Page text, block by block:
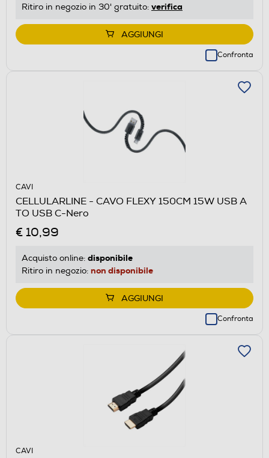
Ritiro in negozio in 30' gratuito: verifica
AGGIUNGI
Confronta
CAVI
CELLULARLINE - CAVO FLEXY 150CM 15W USB A
TO USB C-Nero
€ 10,99
Acquisto online: disponibile
Ritiro in negozio: non disponibile
AGGIUNGI
Confronta
CAVI